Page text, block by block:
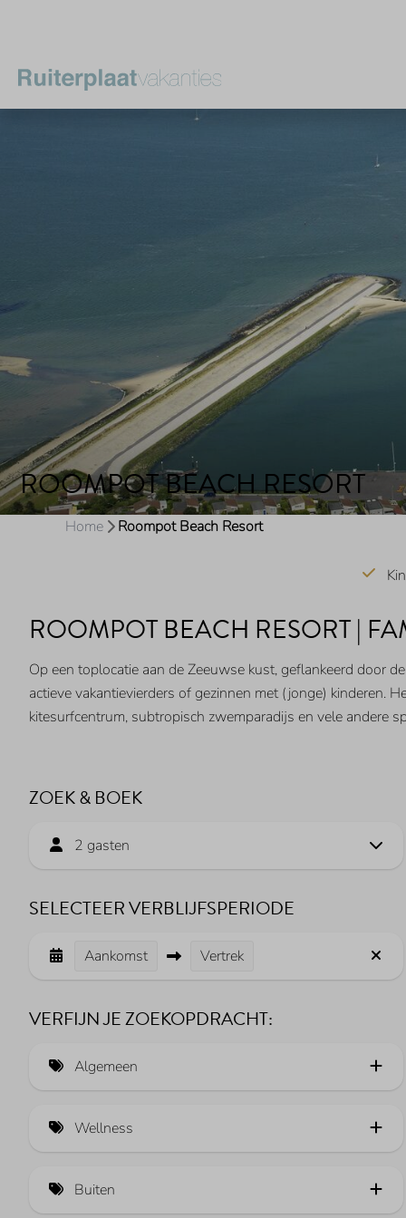
ROOMPOT BEACH RESORT
Home Roompot Beach Resort
ROOMPOT BEACH RESORT |
Op een toplocatie aan de Zeeuwse kust, geflankeerd door
actieve vakantievierders of gezinnen met (jonge) kinderen.
kitesurfcentrum, subtropisch zwemparadijs en vele andere
ZOEK & BOEK
2 gasten
SELECTEER VERBLIJFSPERIODE
Aankomst Vertrek
VERFIJN JE ZOEKOPDRACHT:
Algemeen
Luxe (1)
Duurzame verwarming
Laadpaal elektrische auto (2)
Wellness
Sauna (3)
Whirlpool
Buiten